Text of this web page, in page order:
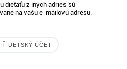
dieťaťu z iných adries sú
na vašu e-mailovú adresu.
DETSKÝ ÚČET